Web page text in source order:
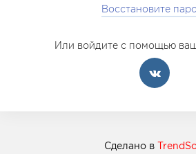
Восстановите
Или войдите с помощью
Сделано в